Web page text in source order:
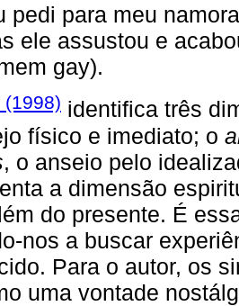
pedi para meu
ele assustou e
gay).
(1998) identifica três
físico e imediato; o
, o anseio pelo
a dimensão
do presente. É
nos a buscar
Para o autor, os
uma vontade